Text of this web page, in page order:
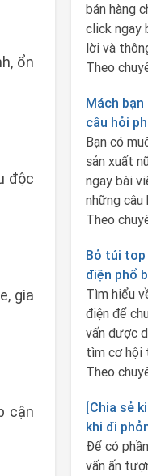
ổn
độc
gia
cận
bán hàng
click ngay
lời và
Theo
Mách
câu hỏi
Bạn có
sản xuất
ngay bài
những câu
Theo
Bỏ túi top
điện phổ
Tìm hiểu
điện để
vấn được
tìm cơ hội
Theo
[Chia sẻ
khi đi
Để có
vấn ấn